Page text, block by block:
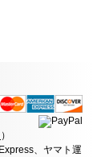
）
、ヤマト運